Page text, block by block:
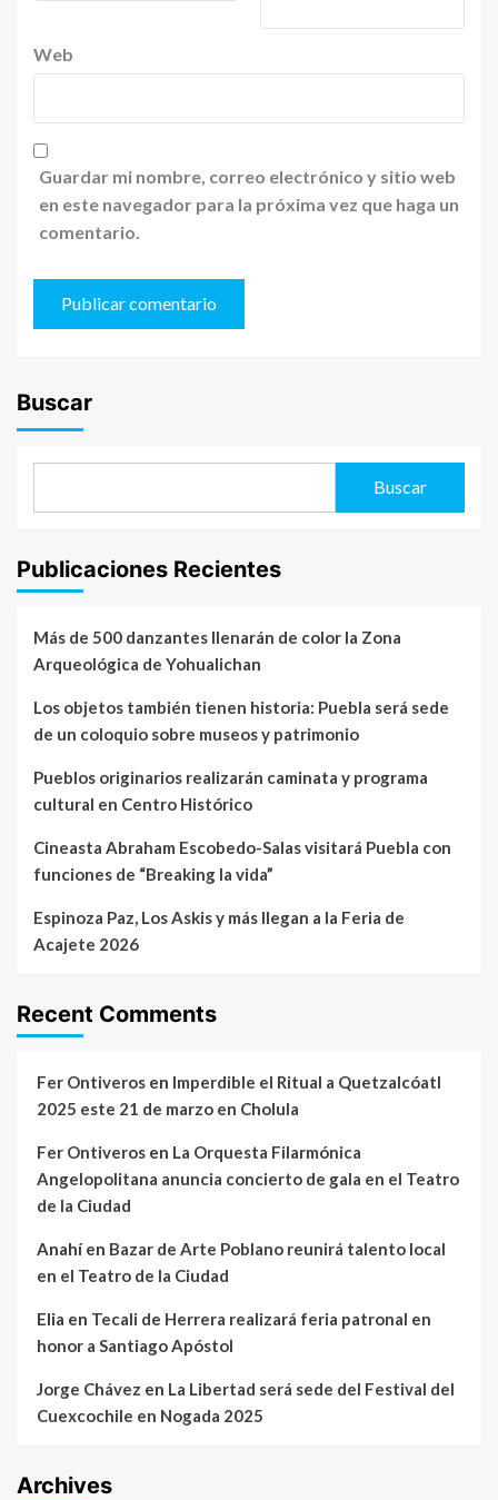
Web
Guardar mi nombre, correo electrónico y sitio web
en este navegador para la próxima vez que haga un
comentario.
Buscar
Buscar
Publicaciones Recientes
Más de 500 danzantes llenarán de color la Zona
Arqueológica de Yohualichan
Los objetos también tienen historia: Puebla será sede
de un coloquio sobre museos y patrimonio
Pueblos originarios realizarán caminata y programa
cultural en Centro Histórico
Cineasta Abraham Escobedo-Salas visitará Puebla con
funciones de “Breaking la vida”
Espinoza Paz, Los Askis y más llegan a la Feria de
Acajete 2026
Recent Comments
Fer Ontiveros en Imperdible el Ritual a Quetzalcóatl
2025 este 21 de marzo en Cholula
Fer Ontiveros en La Orquesta Filarmónica
Angelopolitana anuncia concierto de gala en el Teatro
de la Ciudad
Anahíen Bazar de Arte Poblano reunirá talento local
en el Teatro de la Ciudad
Elia en Tecali de Herrera realizará feria patronal en
honor a Santiago Apóstol
Jorge Chávez en La Libertad será sede del Festival del
Cuexcochile en Nogada 2025
Archives